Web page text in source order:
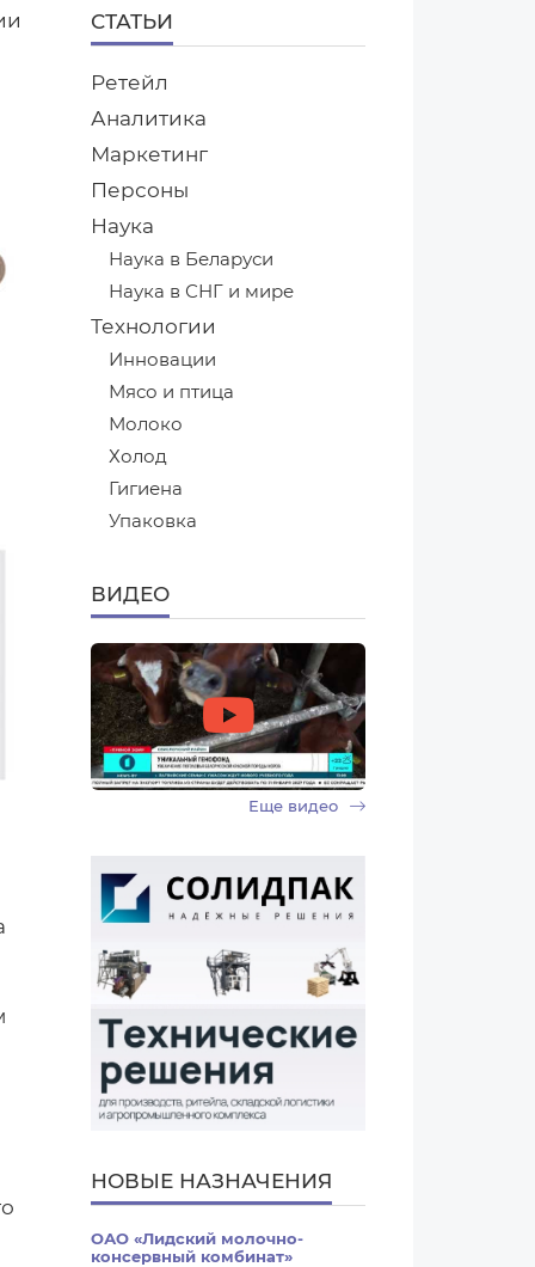
СТАТЬИ
Ретейл
Аналитика
Маркетинг
Персоны
Наука
Наука в Беларуси
Наука в СНГ и мире
Технологии
Инновации
Мясо и птица
Молоко
Холод
Гигиена
Упаковка
ВИДЕО
Еще видео
НОВЫЕ НАЗНАЧЕНИЯ
ОАО «Лидский молочно-
консервный комбинат»